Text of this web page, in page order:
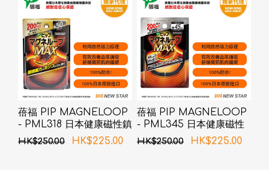
蓓福 PIP MAGNELOOP
- PML318 日本健康磁性鎮
痛頸環 黑色 50cm (新舊包
裝隨機發貨)
HK$250.00 HK$225.00
蓓福 PIP MAGNELOOP
- PML345 日本健康磁性
鎮痛頸環 黑色 45cm
HK$250.00 HK$225.00